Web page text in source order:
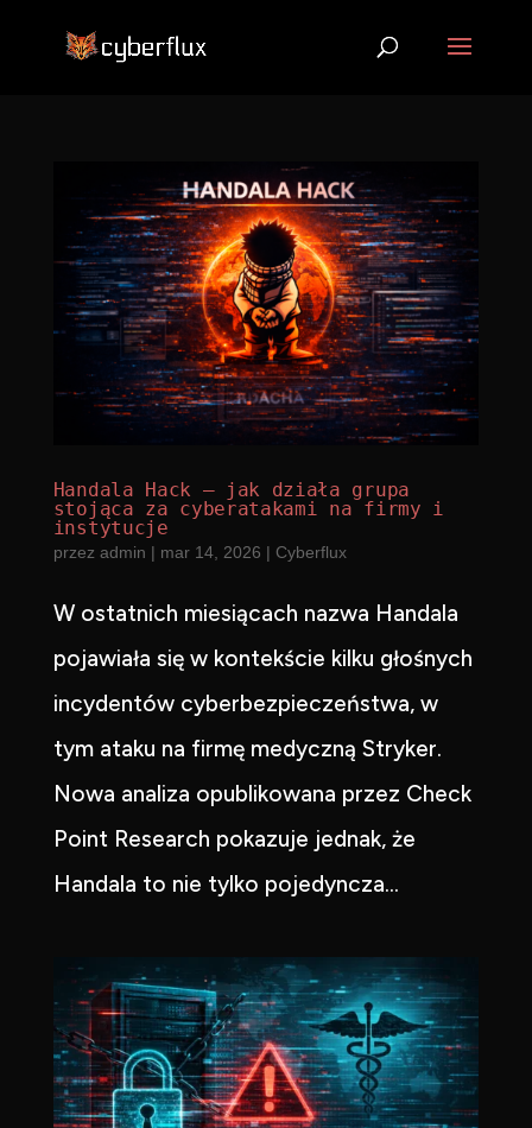
Handala Hack – jak działa grupa
stojąca za cyberatakami na firmy i
instytucje
przez admin | mar 14, 2026 | Cyberflux
W ostatnich miesiącach nazwa Handala
pojawiała się w kontekście kilku głośnych
incydentów cyberbezpieczeństwa, w
tym ataku na firmę medyczną Stryker.
Nowa analiza opublikowana przez Check
Point Research pokazuje jednak, że
Handala to nie tylko pojedyncza...